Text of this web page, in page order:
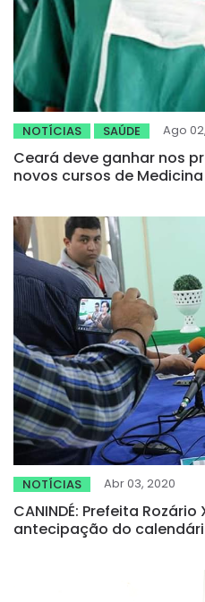
NOTÍCIAS SAÚDE Ago
Ceará deve ganhar nos
novos cursos de Medicina
NOTÍCIAS Abr 03, 2020
CANINDÉ: Prefeita
antecipação do